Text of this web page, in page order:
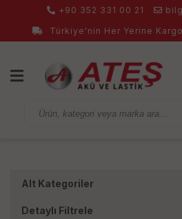
+90 352 331 00 21
Türkiye'nin Her Yerine
Alt Kategoriler
Detaylı Filtrele